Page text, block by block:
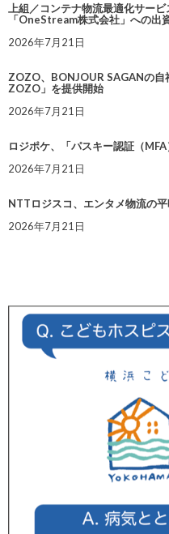
上組／コンテナ物流最適化サー
「OneStream株式会社」への出
2026年7月21日
ZOZO、BONJOUR SAGANの
ZOZO」を提供開始
2026年7月21日
ロジポケ、「パスキー認証（
2026年7月21日
NTTロジスコ、エンタメ物流の
2026年7月21日